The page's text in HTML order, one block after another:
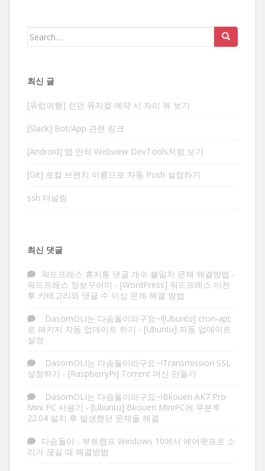
Search
최신 글
[유럽여행] 런던 뮤지컬 예약 시 자리 뷰 보기
[Slack] Bot/App 관련 링크
[Android] 앱 안의 Webview DevTools처럼 보기
[Git] 로컬 브랜치 이름으로 자동 Push 설정하기
ssh 터널링
최신 댓글
워드프레스 휴지통 댓글 개수 불일치 문제 해결방법 -
워드프레스 정보꾸러미 - [WordPress] 워드프레스 이전
후 카테고리와 댓글 수 이상 문제 해결 방법
DasomOLI는 다솜돌이라구요~![Ubuntu] cron-apt
로 패키지 자동 업데이트 하기 - [Ubuntu] 자동 업데이트
설정
DasomOLI는 다솜돌이라구요~!Transmission SSL
설정하기 - [RaspberryPi] Torrent 머신 만들기
DasomOLI는 다솜돌이라구요~!Bkouen AK7 Pro
Mini PC 사용기 - [Ubuntu] Bkouen MiniPC에 우분투
22.04 설치 후 발생했던 문제들 해결
다솜돌이 - 부트캠프 Windows 10에서 에어팟프로 소
리가 끊길 때 해결방법